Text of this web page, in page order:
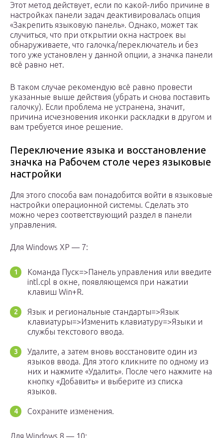
Этот метод действует, если по какой-либо причине в
настройках панели задач деактивировалась опция
«Закрепить языковую панель». Однако, может так
случиться, что при открытии окна настроек вы
обнаруживаете, что галочка/переключатель и без
того уже установлен у данной опции, а значка панели
всё равно нет.
В таком случае рекомендую всё равно провести
указанные выше действия (убрать и снова поставить
галочку). Если проблема не устранена, значит,
причина исчезновения иконки раскладки в другом и
вам требуется иное решение.
Переключение языка и восстановление
значка на Рабочем столе через языковые
настройки
Для этого способа вам понадобится войти в языковые
настройки операционной системы. Сделать это
можно через соответствующий раздел в панели
управления.
Для Windows XP — 7:
Команда Пуск=>Панель управления или введите
intl.cpl в окне, появляющемся при нажатии
клавиш Win+R.
Язык и региональные стандарты=>Язык
клавиатуры=>Изменить клавиатуру=>Языки и
службы текстового ввода.
Удалите, а затем вновь восстановите один из
языков ввода. Для этого кликните по одному из
них и нажмите «Удалить». После чего нажмите на
кнопку «Добавить» и выберите из списка
языков.
Сохраните изменения.
Для Windows 8 — 10: